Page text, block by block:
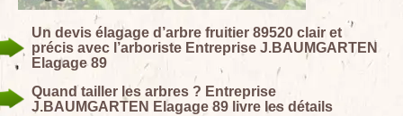
Un devis élagage d’arbre fruitier 89520 clair et
précis avec l’arboriste Entreprise J.BAUMGARTEN
Elagage 89
Quand tailler les arbres ? Entreprise
J.BAUMGARTEN Elagage 89 livre les détails